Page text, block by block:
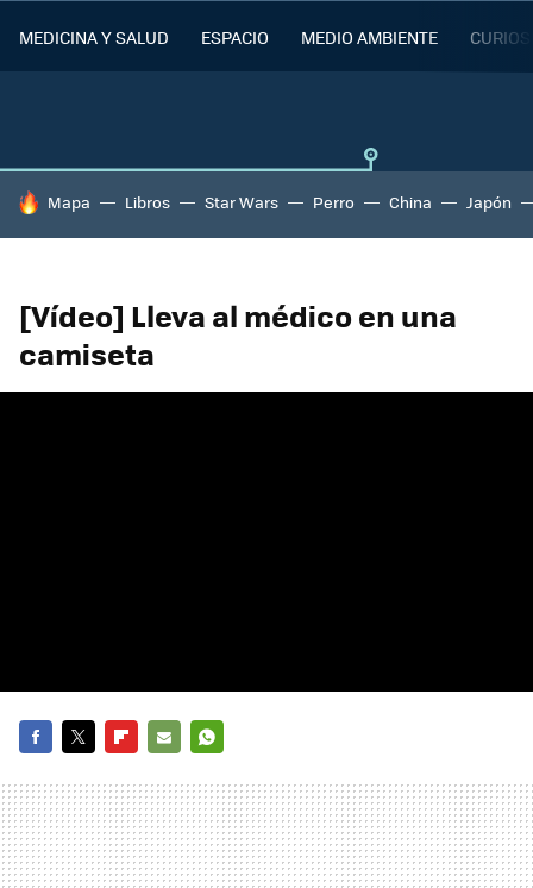
MEDICINA Y SALUD ESPACIO MEDIO AMBIENTE
HOY SE HABLA DE
Mapa Libros Star Wars Perro China Japón
[Vídeo] Lleva al médico en una
camiseta
MAIL